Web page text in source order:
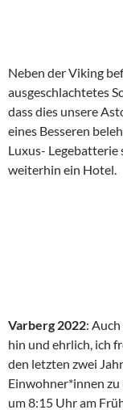
Neben der Viking
ausgeschlachtetes
dass dies unsere
eines Besseren
Luxus-
weiterhin ein Hotel.
Varberg 2022:
hin und ehrlich, ich
den letzten zwei
Einwohner*innen
um 8:15 Uhr am